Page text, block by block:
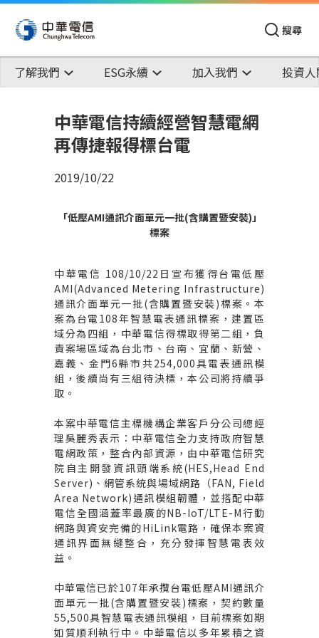
搜尋
了解我們 ESG永續 加入我們 投資
中華電信持續經營智慧電網
再傳捷報得標台電
2019/10/22
「低壓AMI通訊介面單元一批(含購置暨安裝)」
標案
中華電信 108/10/22日宣布獲得台電低壓
AMI(Advanced Metering Infrastructure)
通訊介面單元一批(含購置暨安裝)標案。本
案為台電108年智慧電表通訊標案，建置區
域分為四組，中華電信得標取得第二組，負
責案場區域為台北市、台南、宜蘭、新營、
嘉義、金門6縣市共254,000具電表通訊模
組，後續尚有三組待決標，本公司將持續爭
取。
本案中華電信主標機構企業客戶分公司總經
理吳麗秀表示：中華電信全力支持政府智慧
電網政策，整合內部資源，由中華電信研究
院自主開發資訊頭端系統(HES,Head End
Server)、網管系統與場域網路（FAN, Field
Area Network)通訊模組韌體，並搭配中華
電信全國涵蓋率最廣的NB-IoT/LTE-M行動
網路與資安完備的HiLink電路，確保本案資
通訊界面無縫整合，充分發揮智慧電表效
益。
中華電信已於107年承攬台電低壓AMI通訊介
面單元一批(含購置暨安裝)標案，契約數量
55,500具智慧電表通訊模組，目前標案如期
如質順利執行中。中華電信以多年累積之資